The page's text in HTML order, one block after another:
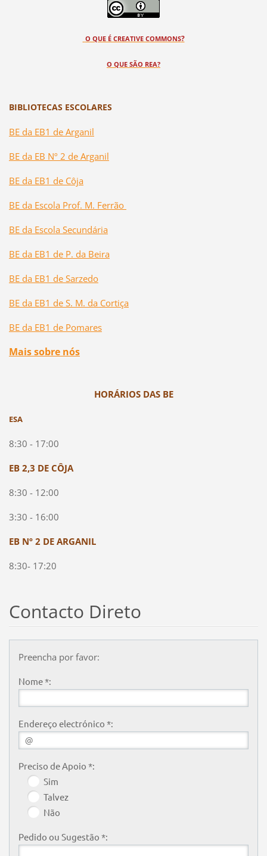
O QUE É CREATIVE COMMONS?
O QUE SÃO REA?
BIBLIOTECAS ESCOLARES
BE da EB1 de Arganil
BE da EB Nº 2 de Arganil
BE da EB1 de Côja
BE da Escola Prof. M. Ferrão
BE da Escola Secundária
BE da EB1 de P. da Beira
BE da EB1 de Sarzedo
BE da EB1 de S. M. da Cortiça
BE da EB1 de Pomares
Mais sobre nós
HORÁRIOS DAS BE
ESA
8:30 - 17:00
EB 2,3 DE CÔJA
8:30 - 12:00
3:30 - 16:00
EB Nº 2 DE ARGANIL
8:30- 17:20
Contacto Direto
Preencha por favor:
Nome *:
Endereço electrónico *:
Preciso de Apoio *:
Sim
Talvez
Não
Pedido ou Sugestão *: